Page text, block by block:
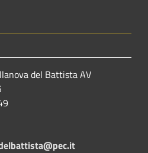
del Battista AV